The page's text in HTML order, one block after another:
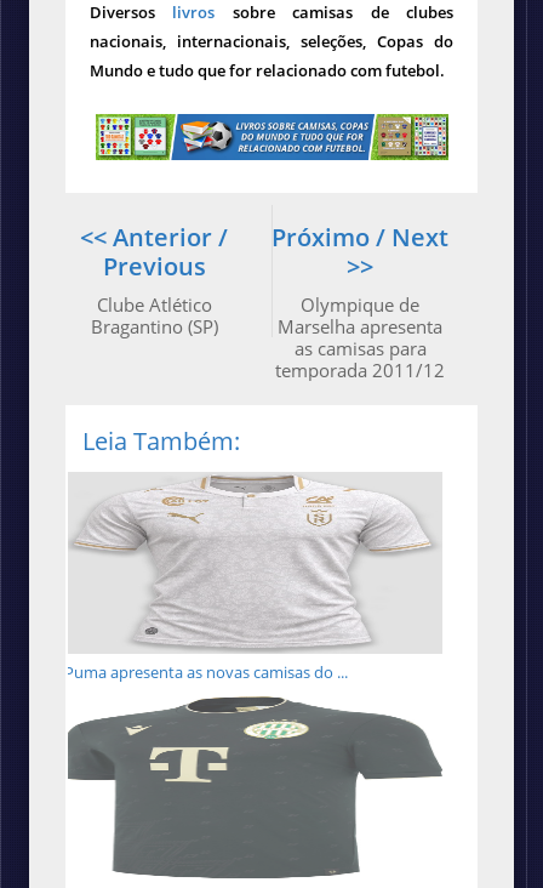
Diversos livros sobre camisas de clubes
nacionais, internacionais, seleções, Copas do
Mundo e tudo que for relacionado com futebol.
Próximo / Next
>>
Olympique de
Marselha apresenta
as camisas para
temporada 2011/12
<< Anterior /
Previous
Clube Atlético
Bragantino (SP)
Leia Também:
Puma apresenta as novas camisas do ...